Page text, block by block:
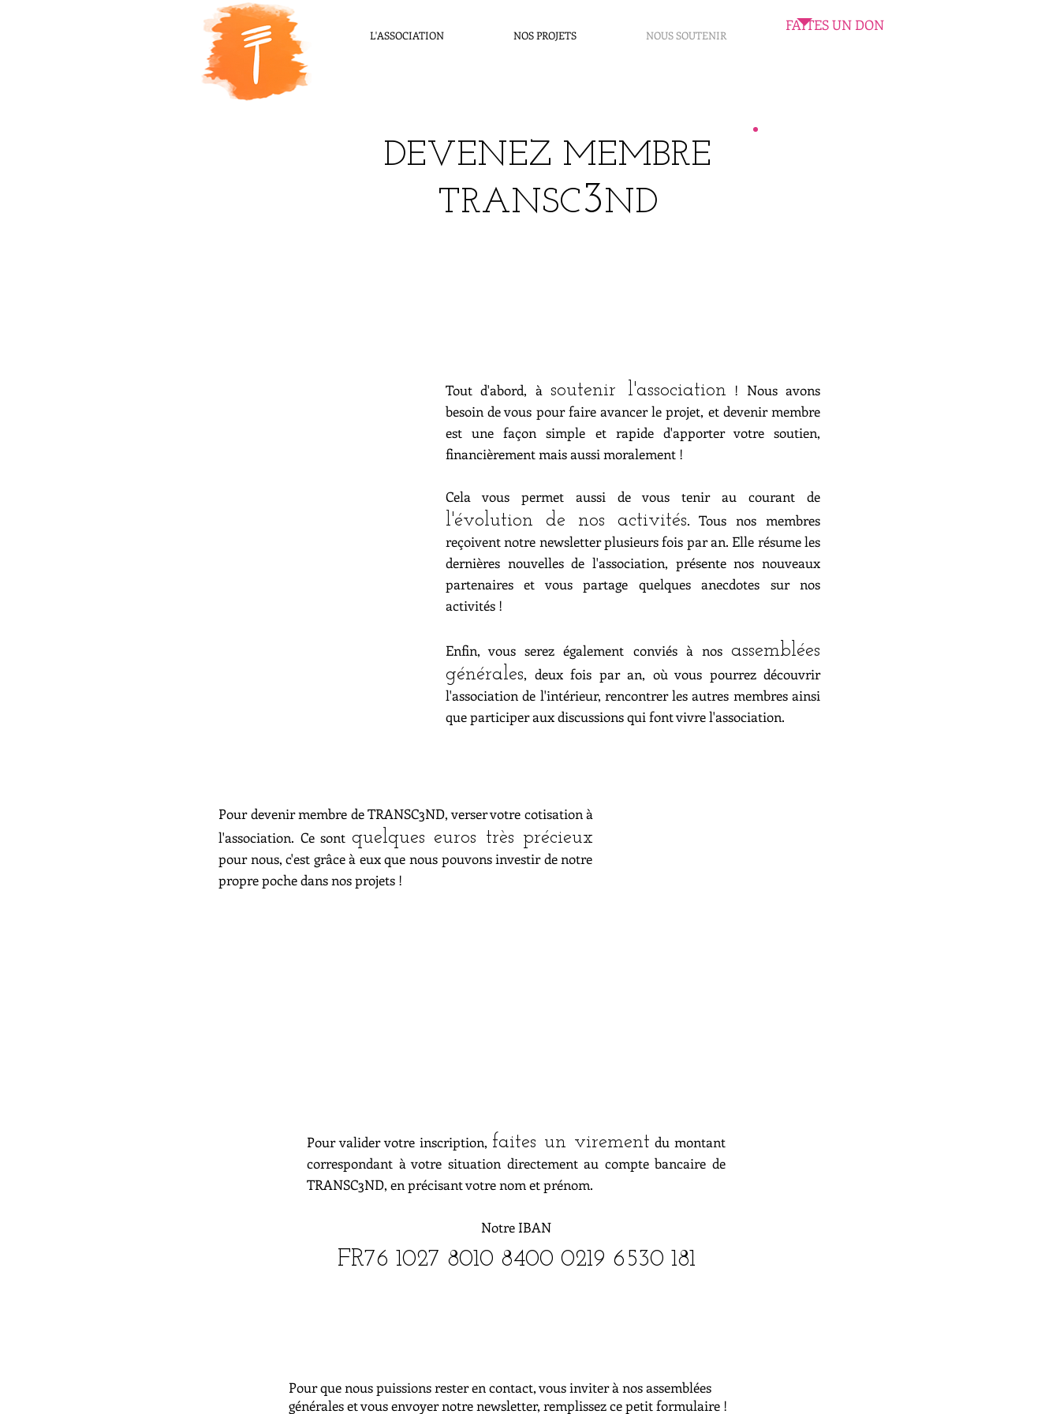
L'ASSOCIATION NOS PROJETS NOUS SOUTENIR
FAITES UN DON
DEVENEZ MEMBRE
TRANSC3ND
Tout d'abord, àsoutenir l'association ! Nous avons
besoin de vous pour faire avancer le projet, et devenir membre
est une façon simple et rapide d'apporter votre soutien,
financièrement mais aussi moralement !
Cela vous permet aussi de vous tenir au courant de
l'évolution de nos activités. Tous nos membres
reçoivent notre newsletter plusieurs fois par an. Elle résume les
dernières nouvelles de l'association, présente nos nouveaux
partenaires et vous partage quelques anecdotes sur nos
activités !
Enfin, vous serez également conviés à nos assemblées
générales, deux fois par an, où vous pourrez découvrir
l'association de l'intérieur, rencontrer les autres membres ainsi
que participer aux discussions qui font vivre l'association.
Pour devenir membre de TRANSC3ND, verser votre cotisation à
l'association. Ce sont quelques euros très précieux
pour nous, c'est grâce à eux que nous pouvons investir de notre
propre poche dans nos projets !
Pour valider votre inscription, faites un virement du montant
correspondant à votre situation directement au compte bancaire de
TRANSC3ND, en précisant votre nom et prénom.
Notre IBAN
FR76 1027 8010 8400 0219 6530 181
Pour que nous puissions rester en contact, vous inviter à nos assemblées
générales et vous envoyer notre newsletter, remplissez ce petit formulaire !